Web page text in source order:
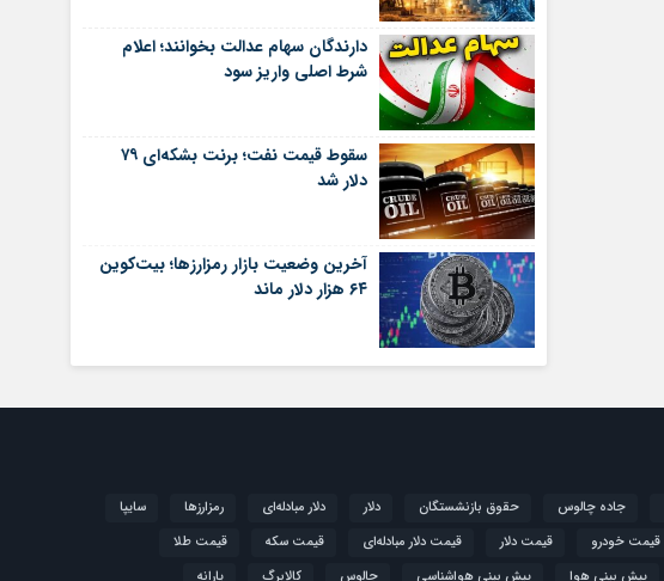
دارندگان سهام عدالت بخوانند؛ اعلام
شرط اصلی واریز سود
سقوط قیمت نفت؛ برنت بشکه‌ای ۷۹
دلار شد
آخرین وضعیت بازار رمزارزها؛ بیت‌کوین
۶۴ هزار دلار ماند
جاده چالوس حقوق بازنشستگان دلار دلار مبادله‌ای رمزارزها
سایپا
قیمت خودرو قیمت دلار قیمت دلار مبادله‌ای قیمت سکه
قیمت طلا
پیش بینی هوا پیش بینی هواشناسی چالوس کالابرگ یارانه